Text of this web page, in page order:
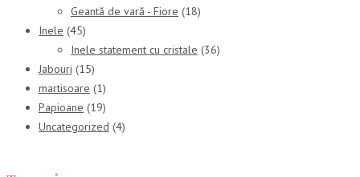
Geantă de vară - Fiore (18)
Inele (45)
Inele statement cu cristale (36)
Jabouri (15)
martisoare (1)
Papioane (19)
Uncategorized (4)